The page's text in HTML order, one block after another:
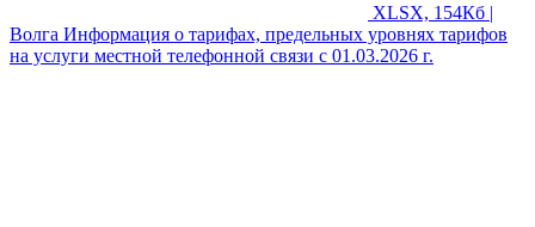
XLSX, 154Кб |
Волга Информация о тарифах, предельных уровнях тарифов
на услуги местной телефонной связи с 01.03.2026 г.